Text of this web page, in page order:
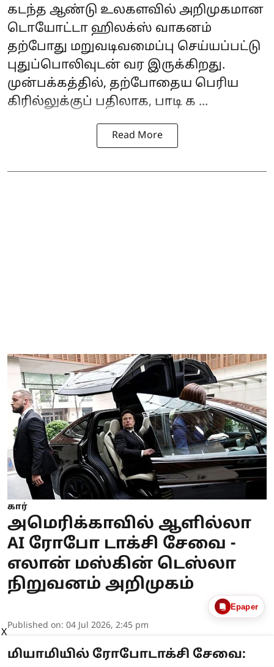
கடந்த ஆண்டு உலகளவில் அறிமுகமான
டொயோட்டா ஹிலக்ஸ் வாகனம்
தற்போது மறுவடிவமைப்பு செய்யப்பட்டு
புதுப்பொலிவுடன் வர இருக்கிறது.
முன்பக்கத்தில், தற்போதைய பெரிய
கிரில்லுக்குப் பதிலாக, பாடி க ...
Read More
கார்
அமெரிக்காவில் ஆளில்லா
AI ரோபோ டாக்சி சேவை -
எலான் மஸ்கின் டெஸ்லா
நிறுவனம் அறிமுகம்
Published on: 04 Jul 2026, 2:45 pm
மியாமியில் ரோபோடாக்சி சேவை:
Epaper
X